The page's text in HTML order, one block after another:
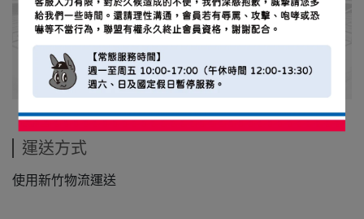
運送方式
使用新竹物流運送